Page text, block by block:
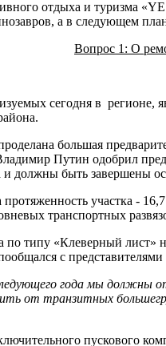
отдыха и туризма
а в следующем
Вопрос 1: О
сегодня в регионе,
большая
Путин одобрил
и должны быть завершены
участка -
транспортных
типу «Клеверный
с представителями
года мы должны
от транзитных
пускового